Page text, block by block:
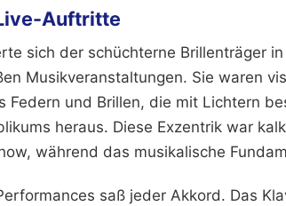
Auftritte
sich der schüchterne Brillenträger
Musikveranstaltungen. Sie waren
Federn und Brillen, die mit Lichtern
heraus. Diese Exzentrik war
während das musikalische
saß jeder Akkord. Das